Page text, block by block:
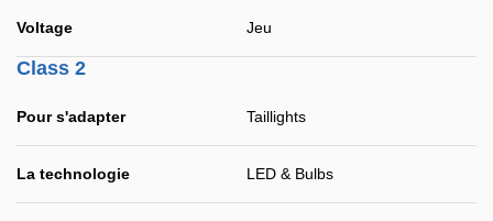
Voltage Jeu
Class 2
Pour s'adapter Taillights
La technologie LED & Bulbs